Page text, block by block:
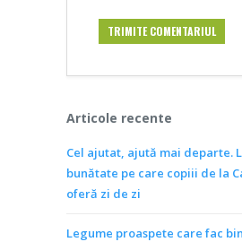
Articole recente
Cel ajutat, ajută mai departe.
bunătate pe care copiii de la
oferă zi de zi
Legume proaspete care fac